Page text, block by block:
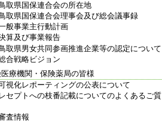
取県国保連合会の所在地
取県国保連合会理事会及び総会議事録
般事業主行動計画
算及び事業報告
取県男女共同参画推進企業等の認定について
合戦略ビジョン
療機関・保険薬局の皆様
視化レポーティングの公表について
レセプトへの枝番記載についてのよくあるご質
査情報